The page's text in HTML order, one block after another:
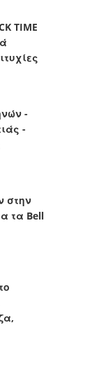
TIME
-
-
στην
τα Bell